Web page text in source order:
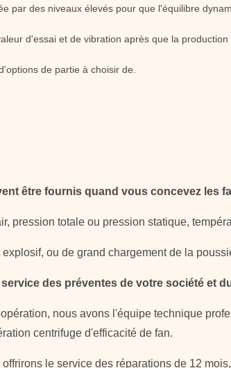
par des niveaux élevés pour que l'équilibre
d'essai et de vibration après que la
de partie à choisir de.
être fournis quand vous concevez les
pression totale ou pression statique,
ou de grand chargement de la
des préventes de votre société et
nous avons l'équipe technique
centrifuge d'efficacité de fan.
le service des réparations de 12